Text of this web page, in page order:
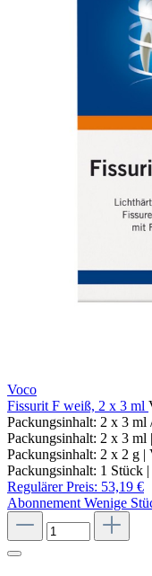
Voco
Fissurit F weiß, 2 x 3 ml
Packungsinhalt: 2 x 3 ml
Packungsinhalt: 2 x 3 ml
Packungsinhalt: 2 x 2 g |
Packungsinhalt: 1 Stück
Regulärer Preis: 53,19 €
Abonnement Wenige